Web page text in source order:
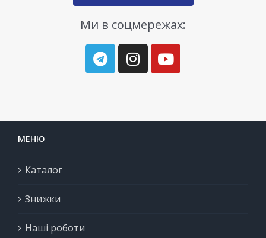
Ми в соцмережах:
МЕНЮ
Каталог
Знижки
Наші роботи